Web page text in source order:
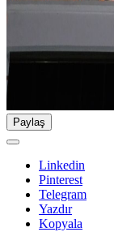
Paylaş
Linkedin
Pinterest
Telegram
Yazdır
Kopyala